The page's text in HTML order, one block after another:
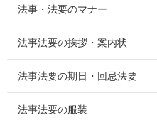
法事・法要のマナー
法事法要の挨拶・案内状
法事法要の期日・回忌法要
法事法要の服装